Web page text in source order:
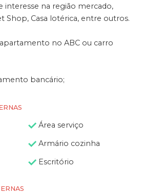
interesse na região mercado,
Shop, Casa lotérica, entre outros.
no ABC ou carro
bancário;
Área serviço
Armário cozinha
Escritório